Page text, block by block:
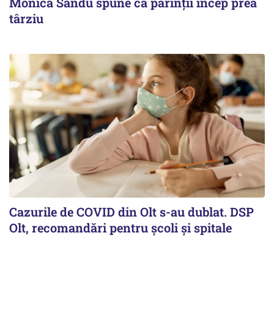
târziu
Cazurile de COVID din Olt s-au dublat. DSP
Olt, recomandări pentru școli și spitale